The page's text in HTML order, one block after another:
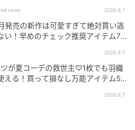
news 2026.8.7
発売の新作は可愛すぎて絶対買い逃
い！早めのチェック推奨アイテム7
2026.8.7
が夏コーデの救世主♡1枚でも羽織
える！買って損なし万能アイテム5
2026.8.7